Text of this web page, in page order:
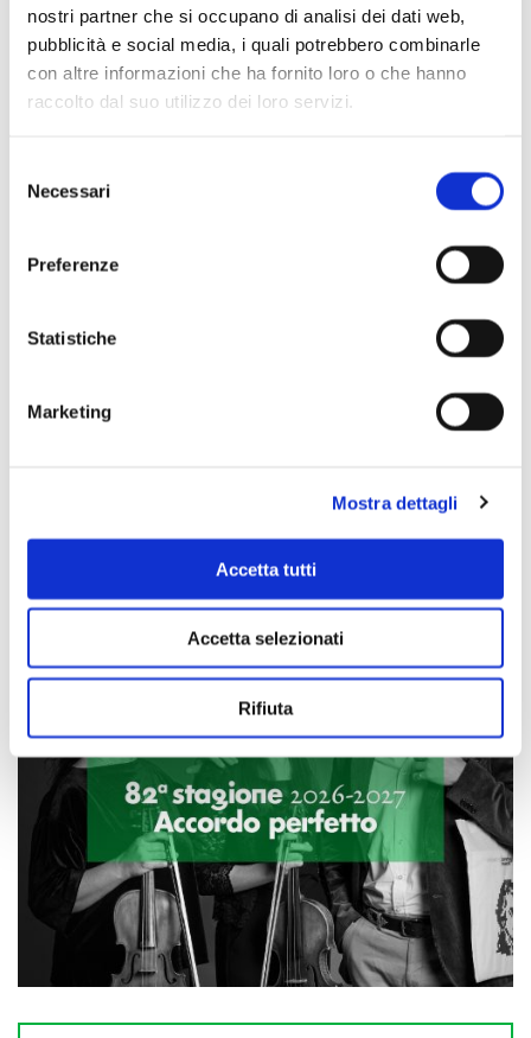
nostri partner che si occupano di analisi dei dati web,
pubblicità e social media, i quali potrebbero combinarle
con altre informazioni che ha fornito loro o che hanno
raccolto dal suo utilizzo dei loro servizi.
delNecessari
Preferenze
Statistiche
Marketing
Mostra dettagli
Accetta tutti
Accetta selezionati
Rifiuta